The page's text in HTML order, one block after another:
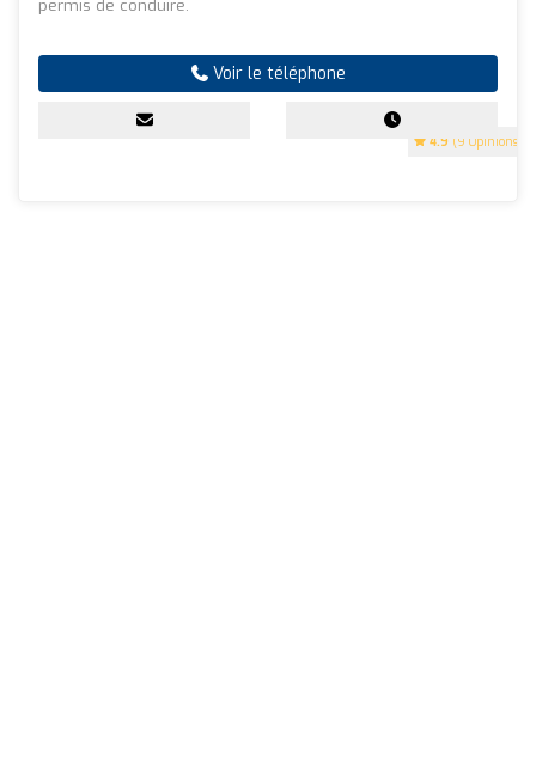
4.9 (9 Opinions)
permis de conduire.
Voir le téléphone